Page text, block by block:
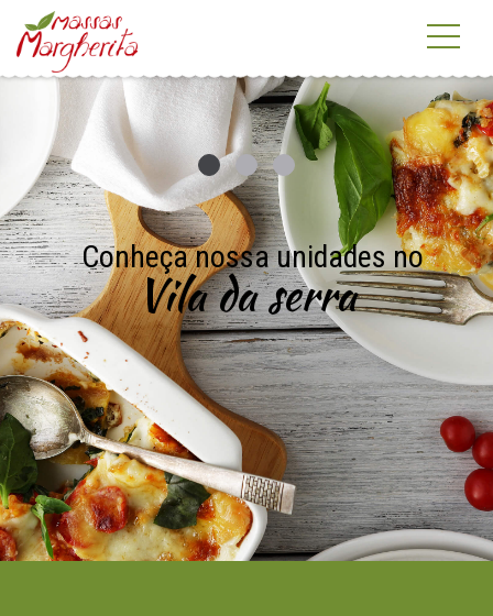
Conheça nossa unidades no
Vila da serra